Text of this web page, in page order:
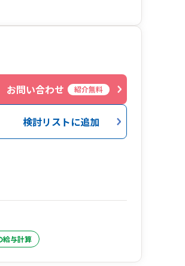
お問い合わせ 紹介無料
検討リストに追加
給与計算